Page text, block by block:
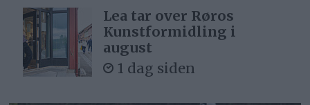
Lea tar over Røros
Kunstformidling i
august
1 dag siden